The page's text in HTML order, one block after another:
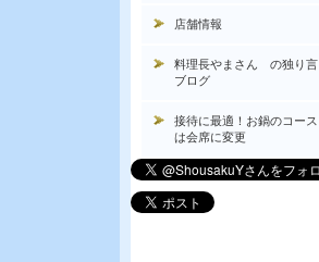
店舗情報
料理長やまさん の独り言
ブログ
接待に最適！お鍋のコース
は会席に変更